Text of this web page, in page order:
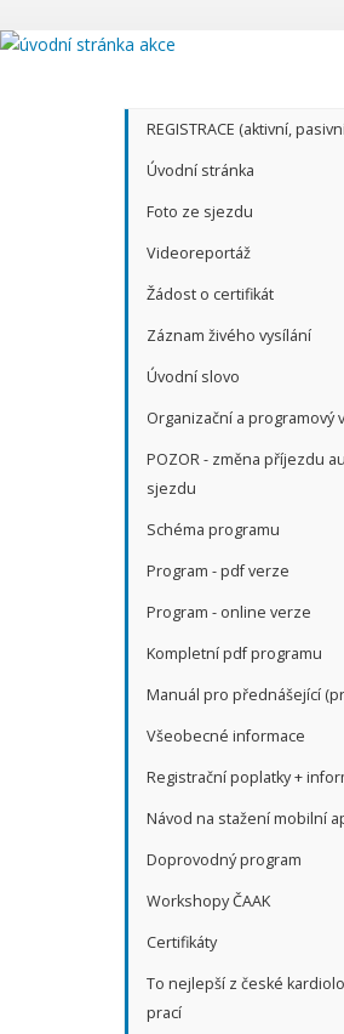
REGISTRACE (aktivní,
Úvodní stránka
Foto ze sjezdu
Videoreportáž
Žádost o certifikát
Záznam živého vysílání
Úvodní slovo
Organizační a programový
POZOR - změna příjezdu
sjezdu
Schéma programu
Program - pdf verze
Program - online verze
Kompletní pdf programu
Manuál pro přednášející
Všeobecné informace
Registrační poplatky +
Návod na stažení mobilní
Doprovodný program
Workshopy ČAAK
Certifikáty
To nejlepší z české
prací